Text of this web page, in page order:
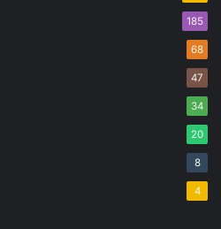
185
68
47
34
20
8
4